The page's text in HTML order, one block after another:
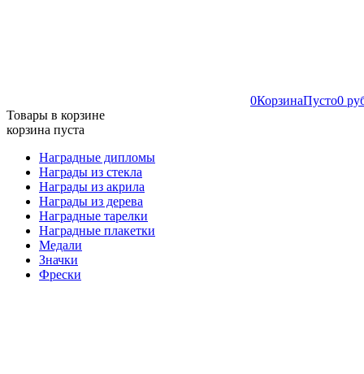
0КорзинаПусто0
Товары в корзине
корзина пуста
Наградные дипломы
Награды из стекла
Награды из акрила
Награды из дерева
Наградные тарелки
Наградные плакетки
Медали
Значки
Фрески